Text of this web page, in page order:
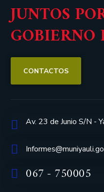
JUNTOS
GOBIERNO
CONTACTOS
Av. 23 de Junio S/N -
067 - 750005